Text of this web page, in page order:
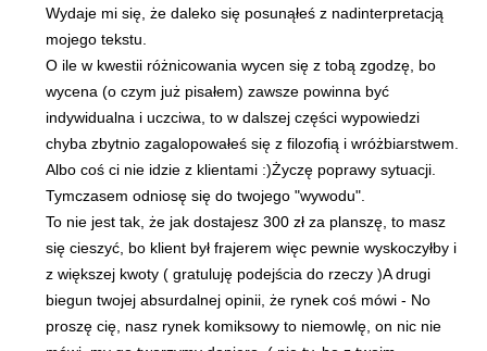
Wydaje mi się, że daleko się posunąłeś z nadinterpretacją
mojego tekstu.
O ile w kwestii różnicowania wycen się z tobą zgodzę, bo
wycena (o czym już pisałem) zawsze powinna być
indywidualna i uczciwa, to w dalszej części wypowiedzi
chyba zbytnio zagalopowałeś się z filozofią i wróżbiarstwem.
Albo coś ci nie idzie z klientami :)Życzę poprawy sytuacji.
Tymczasem odniosę się do twojego "wywodu".
To nie jest tak, że jak dostajesz 300 zł za planszę, to masz
się cieszyć, bo klient był frajerem więc pewnie wyskoczyłby i
z większej kwoty ( gratuluję podejścia do rzeczy )A drugi
biegun twojej absurdalnej opinii, że rynek coś mówi - No
proszę cię, nasz rynek komiksowy to niemowlę, on nic nie